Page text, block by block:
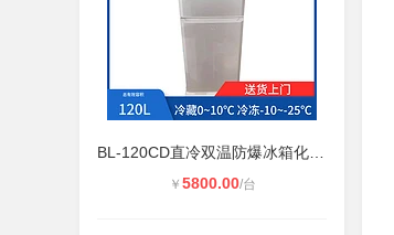
￥ 5800.00/台